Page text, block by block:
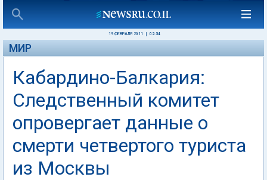
19 ФЕВРАЛЯ 2011 02:34
МИР
Кабардино-Балкария:
Следственный комитет
опровергает данные о
смерти четвертого туриста
из Москвы